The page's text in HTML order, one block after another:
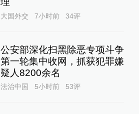
大国外交 7小时前 34评
公安部深化扫黑除恶专项斗争
第一轮集中收网，抓获犯罪嫌
疑人8200余名
法治中国 5小时前 53评